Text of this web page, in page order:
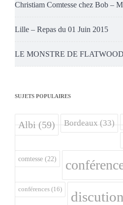
Christiam Comtesse chez Bob –
Lille – Repas du 01 Juin 2015
LE MONSTRE DE
SUJETS POPULAIRES
Albi(59) Bordeaux(33)
comtesse (22)
conférences (16)